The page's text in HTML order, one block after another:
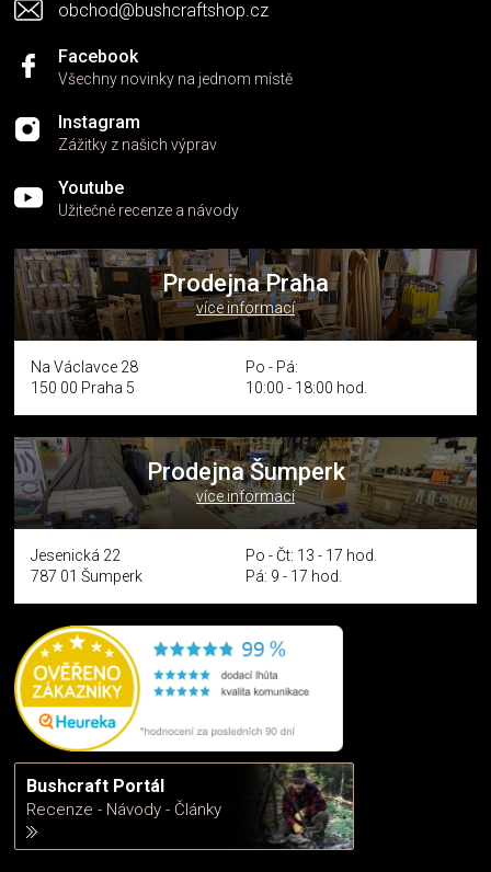
obchod@bushcraftshop.cz
Facebook
Všechny novinky na jednom místě
Instagram
Zážitky z našich výprav
Youtube
Užitečné recenze a návody
Prodejna Praha
více informací
Na Václavce 28
150 00 Praha 5
Po - Pá:
10:00 - 18:00 hod.
Prodejna Šumperk
více informací
Jesenická 22
787 01 Šumperk
Po - Čt: 13 - 17 hod.
Pá: 9 - 17 hod.
Bushcraft Portál
Recenze - Návody - Články